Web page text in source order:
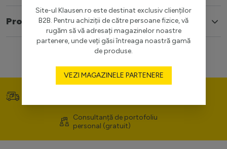
Produse similare
Site-ul Klausen.ro este destinat exclusiv clienților
B2B. Pentru achiziții de către persoane fizice, vă
rugăm să vă adresați magazinelor noastre
partenere, unde veți găsi întreaga noastră gamă
de produse.
VEZI MAGAZINELE PARTENERE
Consultanță de portofoliu
personal (gratuit)